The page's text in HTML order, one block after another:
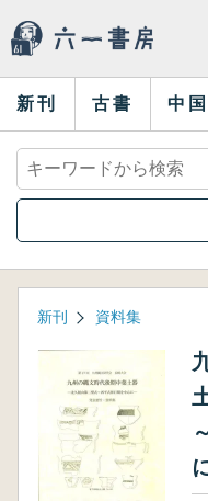
新刊 古書 中
新刊 資料集